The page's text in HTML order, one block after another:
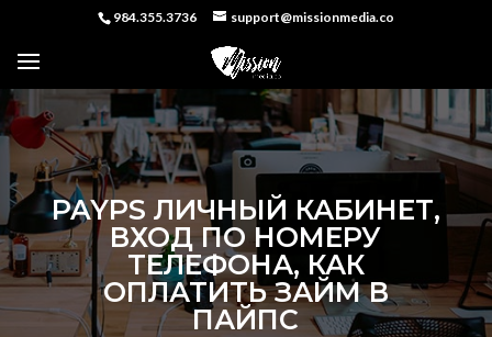
984.355.3736 support@missionmedia.co
PAYPS ЛИЧНЫЙ КАБИНЕТ,
ВХОД ПО НОМЕРУ
ТЕЛЕФОНА, КАК
ОПЛАТИТЬ ЗАЙМ В
ПАЙПС